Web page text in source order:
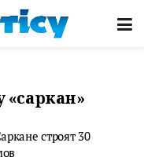
«саркан»
строят 30